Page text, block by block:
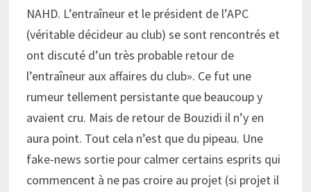
NAHD. L’entraîneur et le président de l’APC
(véritable décideur au club) se sont rencontrés et
ont discuté d’un très probable retour de
l’entraîneur aux affaires du club». Ce fut une
rumeur tellement persistante que beaucoup y
avaient cru. Mais de retour de Bouzidi il n’y en
aura point. Tout cela n’est que du pipeau. Une
fake-news sortie pour calmer certains esprits qui
commencent à ne pas croire au projet (si projet il